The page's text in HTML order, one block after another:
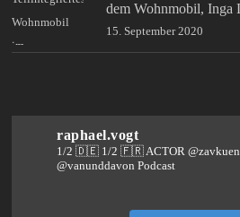
dem Wohnmobil,
15. September 2020
raphael.vogt
1/2 🇩🇪 1/2 🇫🇷 ACTOR
@vanunddavon Podcast